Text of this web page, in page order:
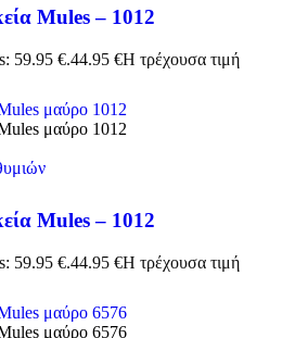
Mules – 1012
59.95 €.44.95 €Η τρέχουσα τιμή
Mules – 1012
59.95 €.44.95 €Η τρέχουσα τιμή